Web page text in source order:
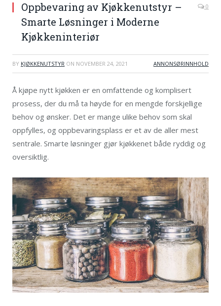
Oppbevaring av Kjøkkenutstyr –
Smarte Løsninger i Moderne
Kjøkkeninteriør
0
BY KJØKKENUTSTYR ON NOVEMBER 24, 2021 ANNONSØRINNHOLD
Å kjøpe nytt kjøkken er en omfattende og komplisert
prosess, der du må ta høyde for en mengde forskjellige
behov og ønsker. Det er mange ulike behov som skal
oppfylles, og oppbevaringsplass er et av de aller mest
sentrale. Smarte løsninger gjør kjøkkenet både ryddig og
oversiktlig.